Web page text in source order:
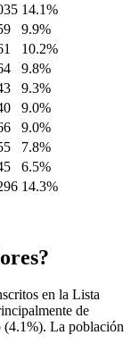
14.1%
9.9%
10.2%
9.8%
9.3%
9.0%
9.0%
7.8%
6.5%
14.3%
en la Lista
de
(4.1%). La población